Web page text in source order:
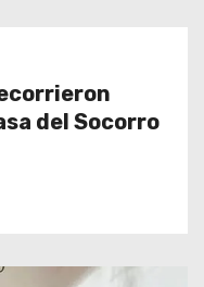
del Socorro